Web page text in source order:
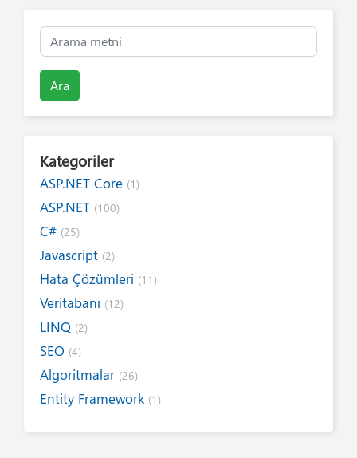
Ara
Kategoriler
ASP.NET Core (1)
ASP.NET (100)
C# (25)
Javascript (2)
Hata Çözümleri (11)
Veritabanı (12)
LINQ (2)
SEO (4)
Algoritmalar (26)
Entity Framework (1)